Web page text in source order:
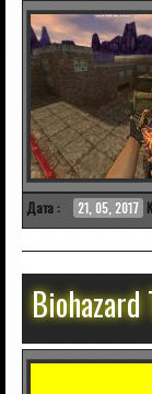
Дата : 21, 05, 2017
Biohazard